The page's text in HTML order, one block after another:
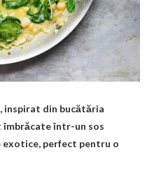
inspirat din bucătăria
îmbrăcate într-un sos
exotice, perfect pentru o